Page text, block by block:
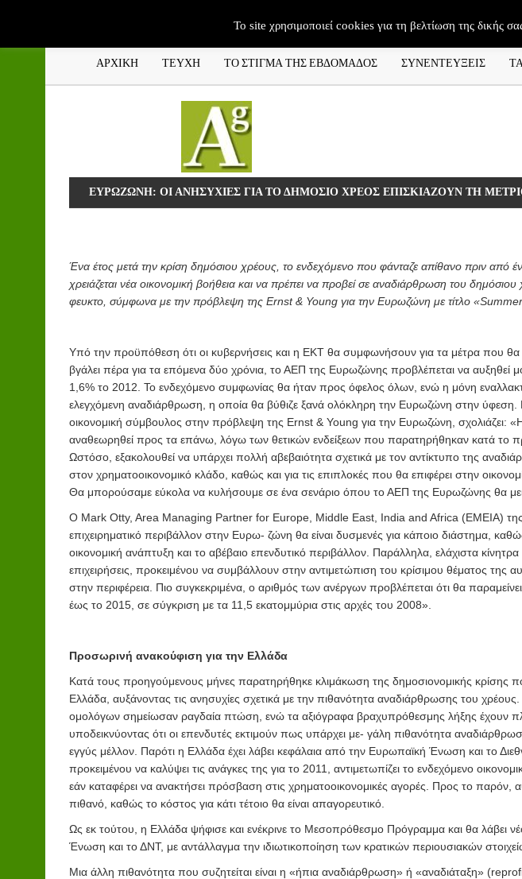
ΑΡΧΙΚΗ ΤΕΥΧΗ ΤΟ ΣΤΙΓΜΑ ΤΗΣ ΕΒΔΟΜΑΔΟΣ ΣΥΝΕΝΤΕΥΞΕΙΣ
ΕΥΡΩΖΩΝΗ: ΟΙ ΑΝΗΣΥΧΙΕΣ ΓΙΑ ΤΟ ΔΗΜΟΣΙΟ ΧΡΕΟΣ ΕΠΙΣΚΙΑΖΟΥΝ ΤΗ
Ένα έτος μετά την κρίση δημόσιου χρέους, το ενδεχόμενο που φάνταζε απίθανο πριν από
χρειάζεται νέα οικονομική βοήθεια και να πρέπει να προβεί σε αναδιάρθρωση του
φευκτο, σύμφωνα με την πρόβλεψη της Ernst & Young για την Ευρωζώνη με τίτλο
Υπό την προϋπόθεση ότι οι κυβερνήσεις και η ΕΚΤ θα συμφωνήσουν για τα μέτρα που
βγάλει πέρα για τα επόμενα δύο χρόνια, το ΑΕΠ της Ευρωζώνης προβλέπεται να αυξηθεί
1,6% το 2012. Το ενδεχόμενο συμφωνίας θα ήταν προς όφελος όλων, ενώ η μόνη
ελεγχόμενη αναδιάρθρωση, η οποία θα βύθιζε ξανά ολόκληρη την Ευρωζώνη στην
οικονομική σύμβουλος στην πρόβλεψη της Ernst & Young για την Ευρωζώνη, σχολιάζει:
αναθεωρηθεί προς τα επάνω, λόγω των θετικών ενδείξεων που παρατηρήθηκαν κατά το
Ωστόσο, εξακολουθεί να υπάρχει πολλή αβεβαιότητα σχετικά με τον αντίκτυπο της
στον χρηματοοικονομικό κλάδο, καθώς και για τις επιπλοκές που θα επιφέρει στην
Θα μπορούσαμε εύκολα να κυλήσουμε σε ένα σενάριο όπου το ΑΕΠ της Ευρωζώνης θα
Ο Mark Otty, Area Managing Partner for Europe, Middle East, India and Africa (ΕΜΕΙΑ)
επιχειρηματικό περιβάλλον στην Ευρω- ζώνη θα είναι δυσμενές για κάποιο διάστημα,
οικονομική ανάπτυξη και το αβέβαιο επενδυτικό περιβάλλον. Παράλληλα, ελάχιστα
επιχειρήσεις, προκειμένου να συμβάλλουν στην αντιμετώπιση του κρίσιμου θέματος της
στην περιφέρεια. Πιο συγκεκριμένα, ο αριθμός των ανέργων προβλέπεται ότι θα
έως το 2015, σε σύγκριση με τα 11,5 εκατομμύρια στις αρχές του 2008».
Προσωρινή ανακούφιση για την Ελλάδα
Κατά τους προηγούμενους μήνες παρατηρήθηκε κλιμάκωση της δημοσιονομικής κρίσης
Ελλάδα, αυξάνοντας τις ανησυχίες σχετικά με την πιθανότητα αναδιάρθρωσης του χρέους.
ομολόγων σημείωσαν ραγδαία πτώση, ενώ τα αξιόγραφα βραχυπρόθεσμης λήξης έχουν
υποδεικνύοντας ότι οι επενδυτές εκτιμούν πως υπάρχει με- γάλη πιθανότητα
εγγύς μέλλον. Παρότι η Ελλάδα έχει λάβει κεφάλαια από την Ευρωπαϊκή Ένωση και το
προκειμένου να καλύψει τις ανάγκες της για το 2011, αντιμετωπίζει το ενδεχόμενο
εάν καταφέρει να ανακτήσει πρόσβαση στις χρηματοοικονομικές αγορές. Προς το παρόν,
πιθανό, καθώς το κόστος για κάτι τέτοιο θα είναι απαγορευτικό.
Ως εκ τούτου, η Ελλάδα ψήφισε και ενέκρινε το Μεσοπρόθεσμο Πρόγραμμα και θα λάβει
Ένωση και το ΔΝΤ, με αντάλλαγμα την ιδιωτικοποίηση των κρατικών περιουσιακών
Μια άλλη πιθανότητα που συζητείται είναι η «ήπια αναδιάρθρωση» ή «αναδιάταξη»
To site χρησιμοποιεί cookies για τη βελτίωση της δικής